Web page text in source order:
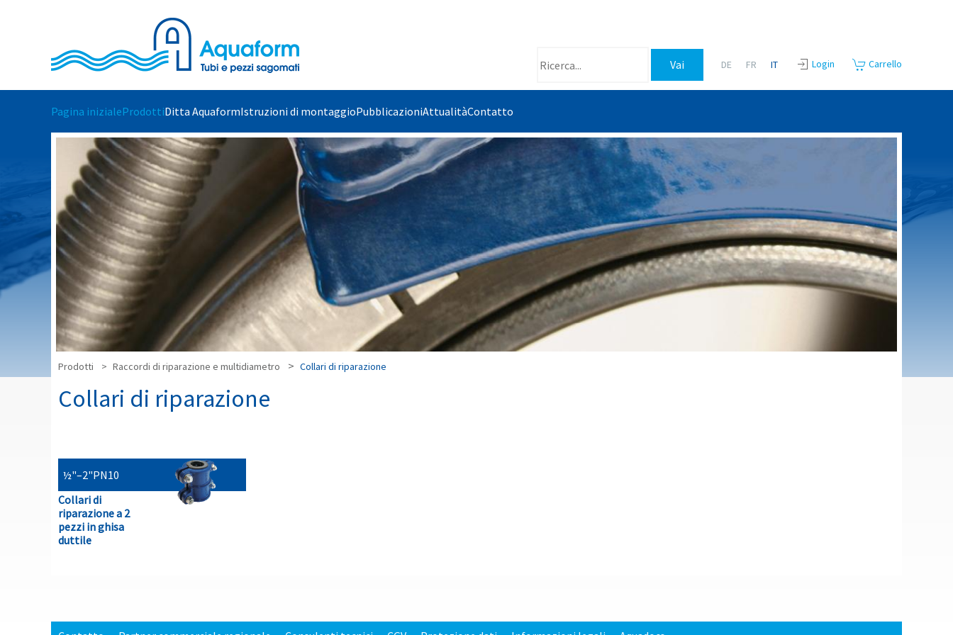
DE FR IT Login Carrello
Pagina inizialeProdottiDitta AquaformIstruzioni di montaggioPubblicazioniAttualitàContatto
Prodotti Raccordi di riparazione e multidiametro Collari di riparazione
Collari di riparazione
½"–2"PN10
Collari di
riparazione a 2
pezzi in ghisa
duttile